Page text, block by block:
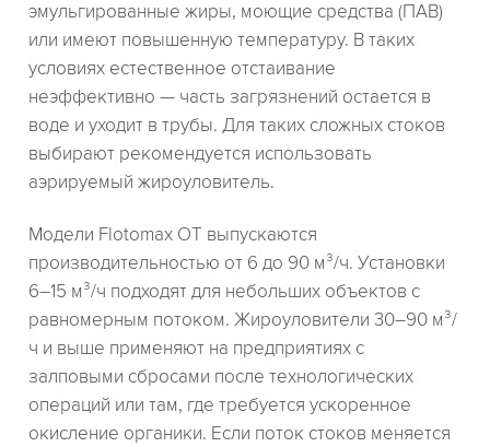
эмульгированные жиры, моющие средства (ПАВ)
или имеют повышенную температуру. В таких
условиях естественное отстаивание
неэффективно — часть загрязнений остается в
воде и уходит в трубы. Для таких сложных стоков
выбирают рекомендуется использовать
аэрируемый жироуловитель.
Модели Flotomax OT выпускаются
производительностью от 6 до 90 м³/ч. Установки
6–15 м³/ч подходят для небольших объектов с
равномерным потоком. Жироуловители 30–90 м³/
ч и выше применяют на предприятиях с
залповыми сбросами после технологических
операций или там, где требуется ускоренное
окисление органики. Если поток стоков меняется